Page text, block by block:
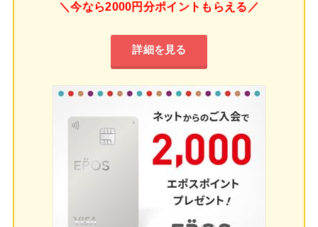
＼今なら2000円分ポイントもらえる／
詳細を見る